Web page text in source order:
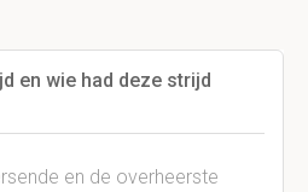
en wie had deze strijd
en de overheerste